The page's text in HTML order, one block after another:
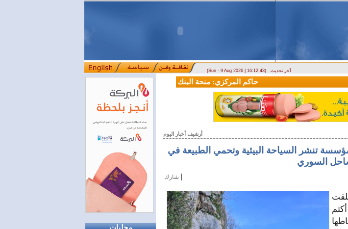
(Sun - 9 Aug 2026 | 16:12:43) آخر تحديث
حاكم المركزي: منحة البنك الدولي لسورية خطوة أساسية نحو بناء قطاع مالي حديث
أرشيف أخبار اليوم
تنشر السياحة البيئية وتحمي الطبيعة في
السوري
شارك |